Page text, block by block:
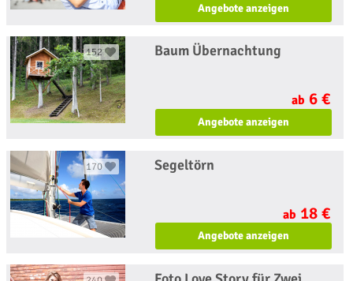
Angebote anzeigen
152 Baum Übernachtung
ab 6 €
Angebote anzeigen
170 Segeltörn
ab 18 €
Angebote anzeigen